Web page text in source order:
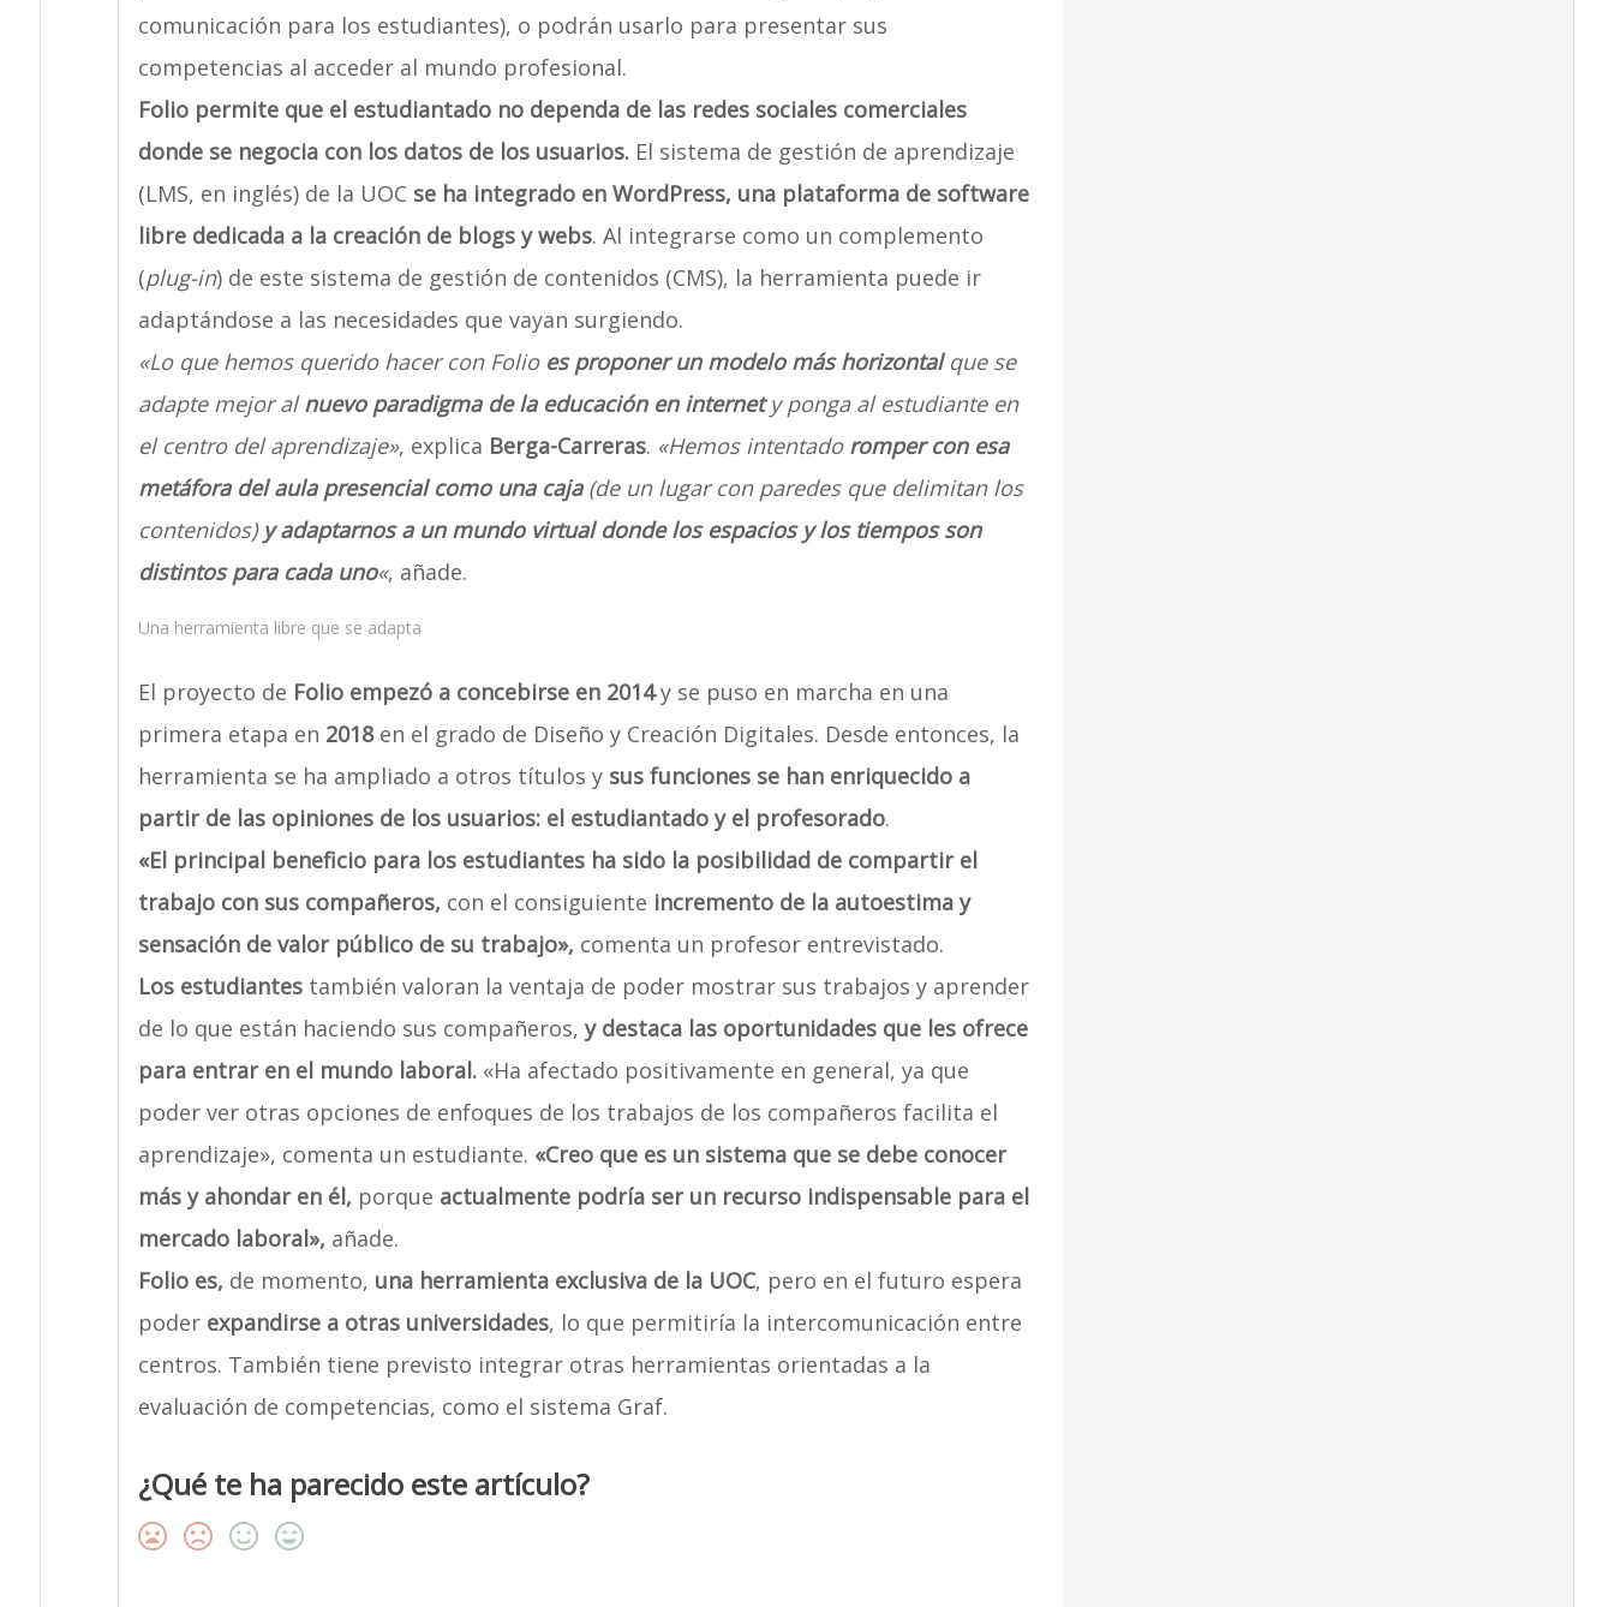
comunicación para los estudiantes), o podrán usarlo para presentar sus
competencias al acceder al mundo profesional.
Folio permite que el estudiantado no dependa de las redes sociales comerciales
donde se negocia con los datos de los usuarios.El sistema de gestión de aprendizaje
(LMS, en inglés) de la UOC se ha integrado en WordPress, una plataforma de software
libre dedicada a la creación de blogs y webs. Al integrarse como un complemento
(plug-in) de este sistema de gestión de contenidos (CMS), la herramienta puede ir
adaptándose a las necesidades que vayan surgiendo.
«Lo que hemos querido hacer con Folio es proponer un modelo más horizontalque se
adapte mejor alnuevo paradigma de la educación en internety ponga al estudiante en
el centro del aprendizaje», explica Berga-Carreras. «Hemos intentadoromper con esa
metáfora del aula presencial como una caja (de un lugar con paredes que delimitan los
contenidos)y adaptarnos a un mundo virtual donde los espacios y los tiempos son
distintos para cada uno«, añade.
Una herramienta libre que se adapta
El proyecto de Folio empezó a concebirse en 2014y se puso en marcha en una
primera etapa en 2018en el grado de Diseño y Creación Digitales. Desde entonces, la
herramienta se ha ampliado a otros títulos y sus funciones se han enriquecido a
partir de las opiniones de los usuarios: el estudiantado y el profesorado.
«El principal beneficio para los estudiantes ha sido la posibilidad de compartir el
trabajo con sus compañeros, con el consiguiente incremento de la autoestima y
sensación de valor público de su trabajo», comenta un profesor entrevistado.
Los estudiantestambién valoran la ventaja de poder mostrar sus trabajos y aprender
de lo que están haciendo sus compañeros, y destaca las oportunidades que les ofrece
para entrar en el mundo laboral.«Ha afectado positivamente en general, ya que
poder ver otras opciones de enfoques de los trabajos de los compañeros facilita el
aprendizaje», comenta un estudiante. «Creo que es un sistema que se debe conocer
más y ahondar en él, porque actualmente podría ser un recurso indispensable para el
mercado laboral», añade.
Folioes, de momento, una herramienta exclusiva de la UOC, pero en el futuro espera
poder expandirse a otras universidades, lo que permitiría la intercomunicación entre
centros. También tiene previsto integrar otras herramientas orientadas a la
evaluación de competencias, como el sistema Graf.
¿Qué te ha parecido este artículo?